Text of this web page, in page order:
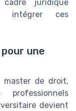
juridique
intégrer ces
une
master de droit,
professionnels
devient